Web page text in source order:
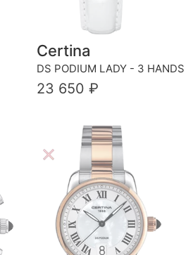
Certina
DS PODIUM LADY - 3 HANDS
23 650 ₽